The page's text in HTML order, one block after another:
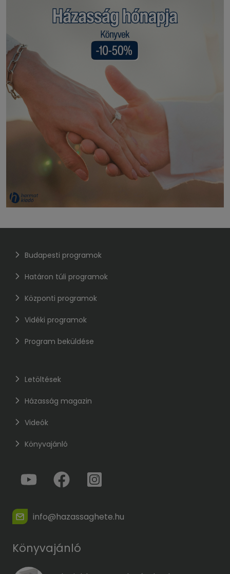
Budapesti programok
Határon túli programok
Központi programok
Vidéki programok
Program beküldése
Letöltések
Házasság magazin
Videók
Könyvajánló
info@hazassaghete.hu
Könyvajánló